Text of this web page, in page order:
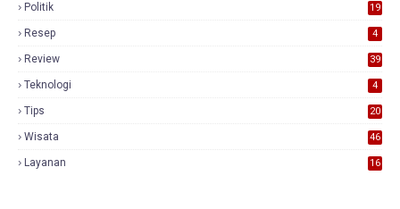
Politik 19
Resep 4
Review
39
Teknologi 4
Tips 20
Wisata 46
Layanan 16